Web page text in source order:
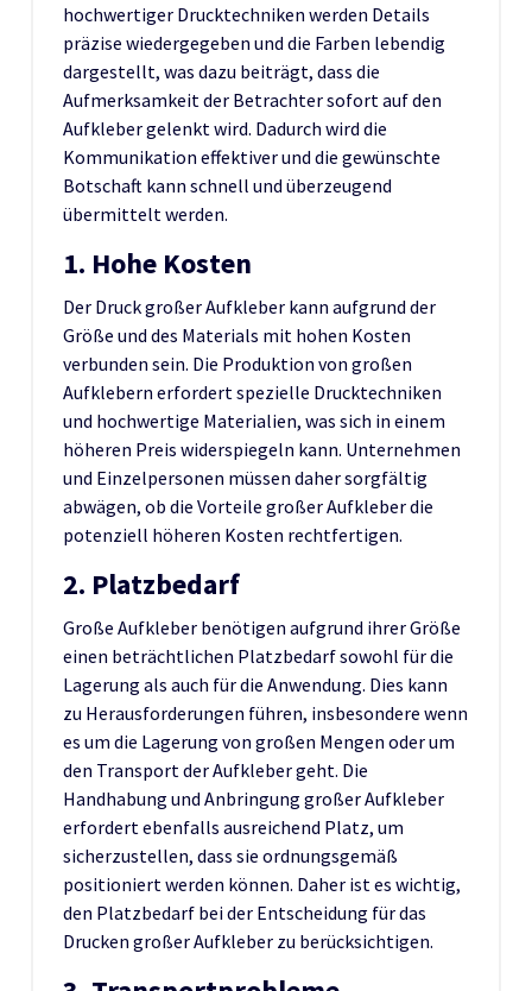
hochwertiger Drucktechniken werden Details
präzise wiedergegeben und die Farben lebendig
dargestellt, was dazu beiträgt, dass die
Aufmerksamkeit der Betrachter sofort auf den
Aufkleber gelenkt wird. Dadurch wird die
Kommunikation effektiver und die gewünschte
Botschaft kann schnell und überzeugend
übermittelt werden.
1. Hohe Kosten
Der Druck großer Aufkleber kann aufgrund der
Größe und des Materials mit hohen Kosten
verbunden sein. Die Produktion von großen
Aufklebern erfordert spezielle Drucktechniken
und hochwertige Materialien, was sich in einem
höheren Preis widerspiegeln kann. Unternehmen
und Einzelpersonen müssen daher sorgfältig
abwägen, ob die Vorteile großer Aufkleber die
potenziell höheren Kosten rechtfertigen.
2. Platzbedarf
Große Aufkleber benötigen aufgrund ihrer Größe
einen beträchtlichen Platzbedarf sowohl für die
Lagerung als auch für die Anwendung. Dies kann
zu Herausforderungen führen, insbesondere wenn
es um die Lagerung von großen Mengen oder um
den Transport der Aufkleber geht. Die
Handhabung und Anbringung großer Aufkleber
erfordert ebenfalls ausreichend Platz, um
sicherzustellen, dass sie ordnungsgemäß
positioniert werden können. Daher ist es wichtig,
den Platzbedarf bei der Entscheidung für das
Drucken großer Aufkleber zu berücksichtigen.